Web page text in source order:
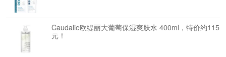
Caudalie欧缇丽大葡萄保湿爽肤水 400ml，特价约115
元！